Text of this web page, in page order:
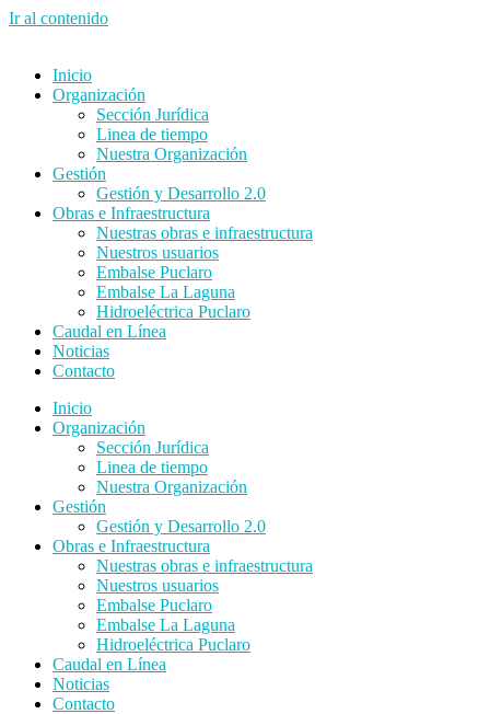
Ir al contenido
Inicio
Organización
Sección Jurídica
Linea de tiempo
Nuestra Organización
Gestión
Gestión y Desarrollo 2.0
Obras e Infraestructura
Nuestras obras e infraestructura
Nuestros usuarios
Embalse Puclaro
Embalse La Laguna
Hidroeléctrica Puclaro
Caudal en Línea
Noticias
Contacto
Inicio
Organización
Sección Jurídica
Linea de tiempo
Nuestra Organización
Gestión
Gestión y Desarrollo 2.0
Obras e Infraestructura
Nuestras obras e infraestructura
Nuestros usuarios
Embalse Puclaro
Embalse La Laguna
Hidroeléctrica Puclaro
Caudal en Línea
Noticias
Contacto